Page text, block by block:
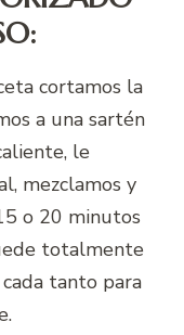
cortamos la
a una sartén
le
mezclamos y
o 20 minutos
totalmente
tanto para